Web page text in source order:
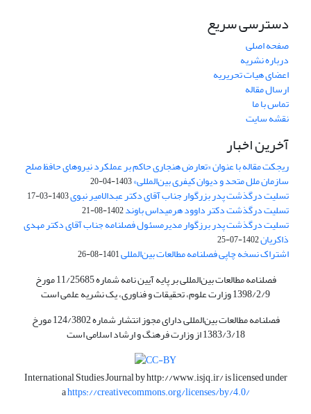
دسترسی سریع
صفحه اصلی
درباره نشریه
اعضای هیات تحریریه
ارسال مقاله
تماس با ما
نقشه سایت
آخرین اخبار
ریجکت مقاله با عنوان «تعارض هنجاری حاکم بر عملکرد نیروهای حافظ صلح
سازمان ملل متحد و دیوان کیفری بین‌المللی»1403-04-20
تسلیت درگذشت پدر بزرگوار جناب آقای دکتر عبدالامیر نبوی1403-03-17
تسلیت درگذشت دکتر داوود هرمیداس باوند1402-08-21
تسلیت درگذشت پدر برزگوار مدیرمسئول فصلنامه جناب آقای دکتر مهدی
ذاکریان1402-07-25
اشتراک نسخه چاپی فصلنامه مطالعات بین‌المللی1401-08-26
فصلنامه مطالعات بین‌المللی بر پایه آیین نامه شماره 11/25685 مورخ
1398/2/9 وزارت علوم، تحقیقات و فناوری، یک نشریه علمی است
فصلنامه مطالعات بین‌المللی دارای مجوز انتشار شماره 124/3802 مورخ
1383/3/18 از وزارت فرهنگ و ارشاد اسلامی است
International Studies Journal byhttp://www.isjq.ir/is licensed under
ahttps://creativecommons.org/licenses/by/4.0/